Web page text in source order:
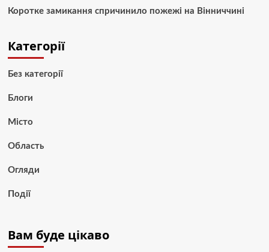
Коротке замикання спричинило пожежі на Вінниччині
Категорії
Без категорії
Блоги
Місто
Область
Огляди
Події
Вам буде цікаво